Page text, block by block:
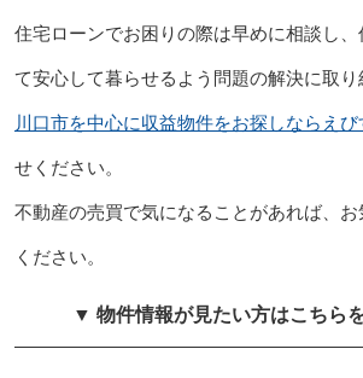
住宅ローンでお困りの際は早めに相談し
て安心して暮らせるよう問題の解決に取り
川口市を中心に収益物件をお探しならえ
せください。
不動産の売買で気になることがあれば、お
ください。
▼ 物件情報が見たい方はこちら